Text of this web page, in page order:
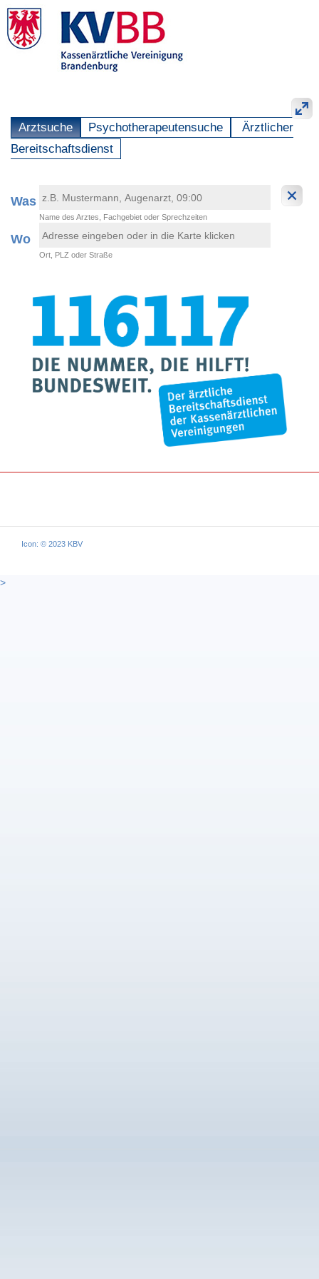
Arztsuche Psychotherapeutensuche
Ärztlicher
Bereitschaftsdienst
Was
Name des Arztes, Fachgebiet oder Sprechzeiten
Wo
Ort, PLZ oder Straße
Icon: © 2023 KBV
>